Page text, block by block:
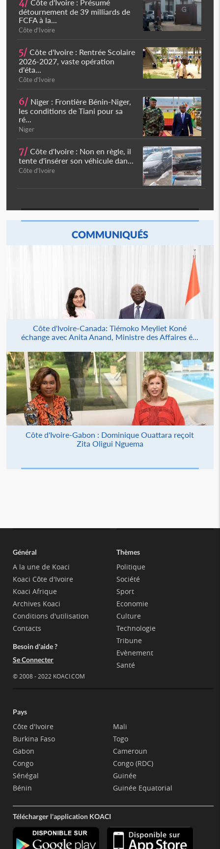
4/ Côte d'Ivoire : Présumé
détournement de 39 milliards de
FCFA à la...
Côte d'Ivoire
5/ Côte d'Ivoire : Rentrée Scolaire
2026-2027, vaste opération
d'éta...
Côte d'Ivoire
6/ Niger : Frontière Bénin-Niger,
les conditions de Tiani pour sa
ré...
Niger
7/ Côte d'Ivoire : Non en règle, il
tente d'insérer son véhicule dan...
Côte d'Ivoire
COMMUNIQUÉS
Côte d'Ivoire-Canada: Tiémoko Meyliet Koné
échange avec Anita Anand, Ministre des Affaires é...
Côte d'Ivoire-Gabon : Dominique Ouattara reçoit
Zita Oligui Nguema
Général
A la une de Koaci
Koaci Côte d'Ivoire
Koaci Afrique
Archives Koaci
Conditions d'utilisation
Contacts
Besoin d'aide ?
Se Connecter
© 2008 - 2022 KOACI.COM
Thèmes
Politique
Société
Sport
Economie
Culture
Technologie
Tribune
Evènement
Santé
Pays
Côte d'Ivoire
Burkina Faso
Gabon
Congo
Sénégal
Bénin
Mali
Togo
Cameroun
Congo (RDC)
Guinée
Guinée Equatorial
Télécharger l'application KOACI